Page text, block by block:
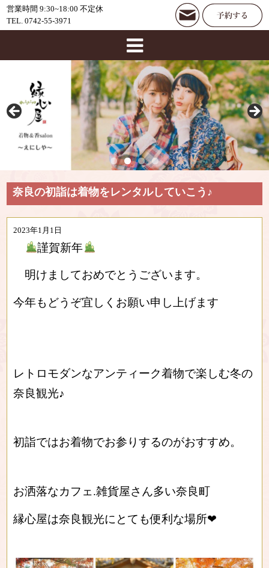
営業時間 9:30~18:00 不定休
TEL. 0742-55-3971
奈良の初詣は着物をレンタルしていこう♪
2023年1月1日
謹賀新年
明けましておめでとうございます。
今年もどうぞ宜しくお願い申し上げます
レトロモダンなアンティーク着物で楽しむ冬の
奈良観光♪
初詣ではお着物でお参りするのがおすすめ。
お洒落なカフェ.雑貨屋さん多い奈良町
縁心屋は奈良観光にとても便利な場所❤︎